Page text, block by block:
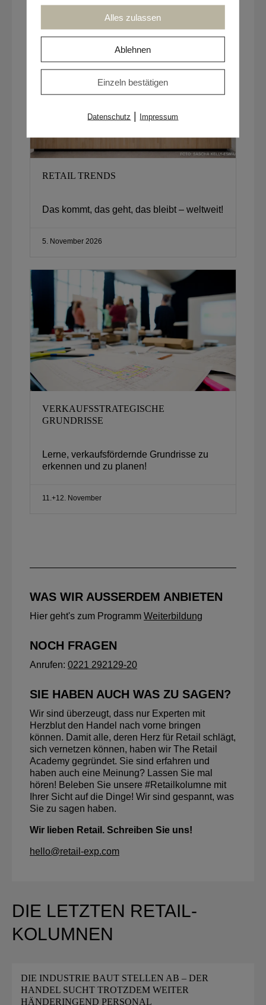
RETAIL TRENDS
Das kommt, das geht, das bleibt – weltweit!​
5. November 2026
VERKAUFSSTRATEGISCHE
GRUNDRISSE
Lerne, verkaufsfördernde Grundrisse zu
erkennen und zu planen!
11.+12. November
WAS WIR AUSSERDEM ANBIETEN
Hier geht's zum Programm Weiterbildung
NOCH FRAGEN
Anrufen: 0221 292129-20
SIE HABEN AUCH WAS ZU SAGEN?
Wir sind überzeugt, dass nur Experten mit
Herzblut den Handel nach vorne bringen
können. Damit alle, deren Herz für Retail schlägt,
sich vernetzen können, haben wir The Retail
Academy gegründet. Sie sind erfahren und
haben auch eine Meinung? Lassen Sie mal
hören! Beleben Sie unsere #Retailkolumne mit
Ihrer Sicht auf die Dinge! Wir sind gespannt, was
Sie zu sagen haben.
Wir lieben Retail. Schreiben Sie uns!
hello@retail-exp.com
DIE LETZTEN RETAIL-
KOLUMNEN
DIE INDUSTRIE BAUT STELLEN AB – DER
HANDEL SUCHT TROTZDEM WEITER
HÄNDERINGEND PERSONAL
Alles zulassen
Ablehnen
Einzeln bestätigen
Datenschutz | Impressum